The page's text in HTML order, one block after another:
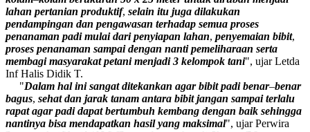
lahan pertanian produktif, selain itu juga dilakukan
pendampingan dan pengawasan terhadap semua proses
penanaman padi mulai dari penyiapan lahan, penyemaian bibit,
proses penanaman sampai dengan nanti pemeliharaan serta
membagi masyarakat petani menjadi 3 kelompok tani", ujar Letda
Inf Halis Didik T.
"Dalam hal ini sangat ditekankan agar bibit padi benar–benar
bagus, sehat dan jarak tanam antara bibit jangan sampai terlalu
rapat agar padi dapat bertumbuh kembang dengan baik sehingga
nantinya bisa mendapatkan hasil yang maksimal", ujar Perwira